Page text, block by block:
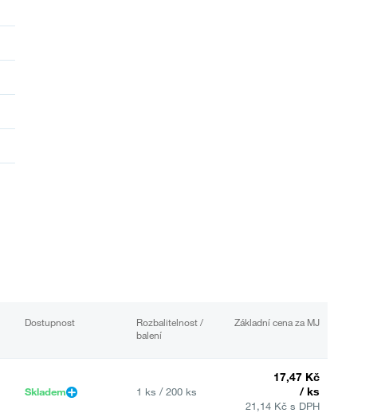
Dostupnost
Rozbalitelnost /
balení
Základní cena za MJ
Skladem 1 ks / 200 ks
17,47 Kč
/ ks
21,14 Kč s DPH